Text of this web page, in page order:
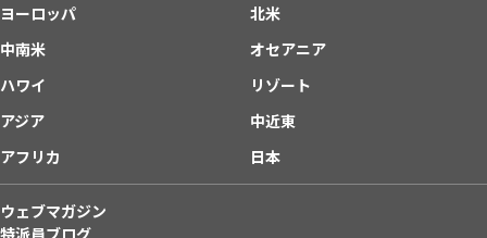
ヨーロッパ
北米
中南米
オセアニア
ハワイ
リゾート
アジア
中近東
アフリカ
日本
ウェブマガジン
特派員ブログ